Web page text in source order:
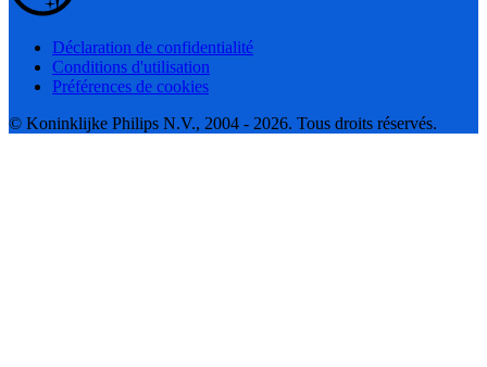
Déclaration de confidentialité
Conditions d'utilisation
Préférences de cookies
© Koninklijke Philips N.V., 2004 - 2026. Tous droits réservés.